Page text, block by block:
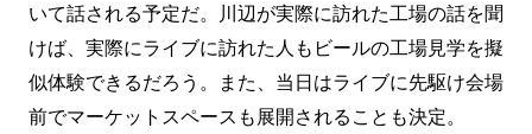
いて話される予定だ。川辺が実際に訪れた工場の話を聞
けば、実際にライブに訪れた人もビールの工場見学を擬
似体験できるだろう。また、当日はライブに先駆け会場
前でマーケットスペースも展開されることも決定。